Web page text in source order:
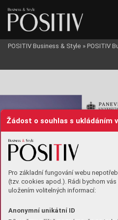
Žádost o souhlas s ukládáním
Pro základní fungování webu
(tzv. cookies apod.). Rádi bychom
uložením volitelných informací:
Anonymní unikátní ID
POSITIV Business & Style » POSITIV